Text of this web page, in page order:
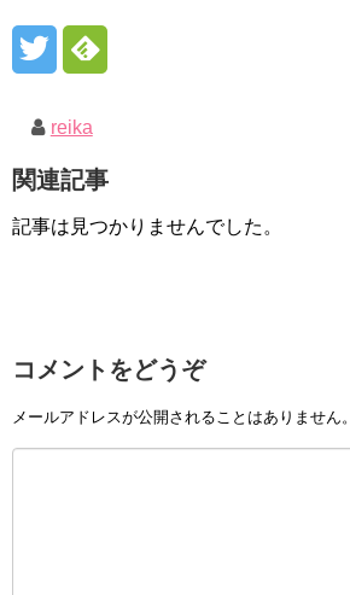
reika
関連記事
記事は見つかりませんでした。
コメントをどうぞ
メールアドレスが公開されることはありません。